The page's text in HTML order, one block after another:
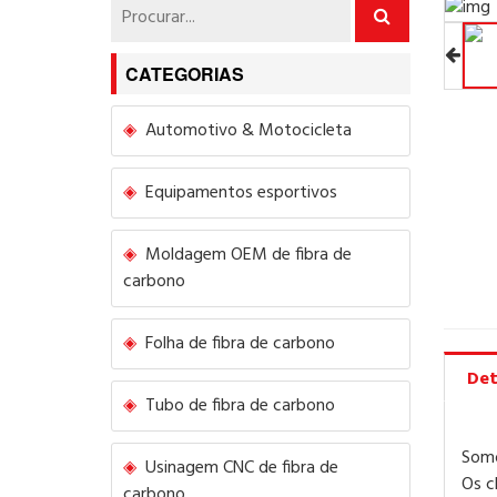
Os
CATEGORIAS
Automotivo & Motocicleta
Equipamentos esportivos
Moldagem OEM de fibra de
carbono
Folha de fibra de carbono
Tubo de fibra de carbono
Usinagem CNC de fibra de